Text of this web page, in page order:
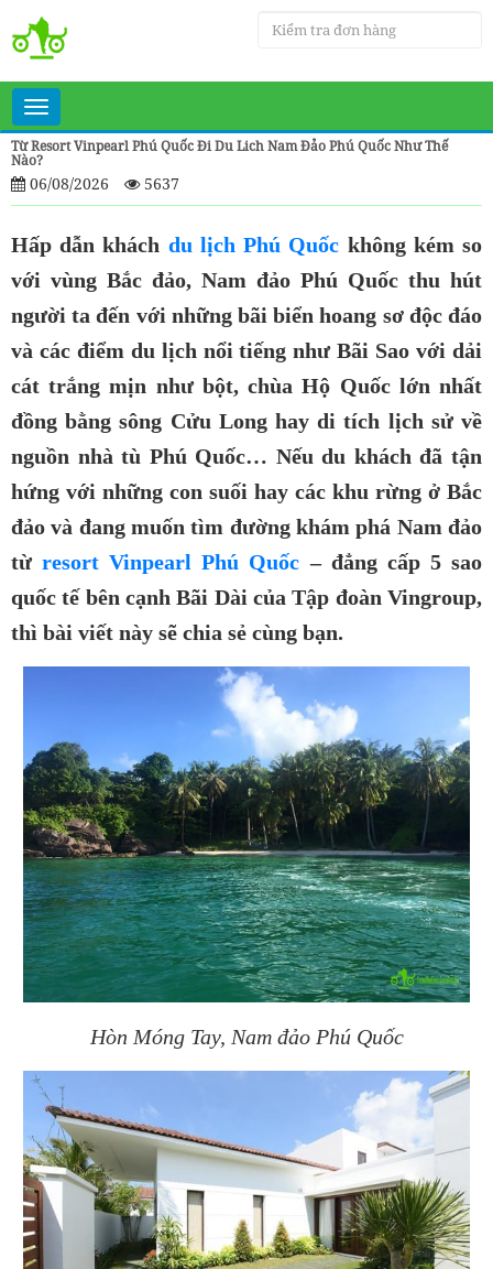
Toggle
navigation
Từ Resort Vinpearl Phú Quốc Đi Du Lich Nam Đảo Phú Quốc Như Thế
Nào?
06/08/2026 5637
Hấp dẫn khách du lịch Phú Quốc không kém so
với vùng Bắc đảo, Nam đảo Phú Quốc thu hút
người ta đến với những bãi biển hoang sơ độc đáo
và các điểm du lịch nổi tiếng như Bãi Sao với dải
cát trắng mịn như bột, chùa Hộ Quốc lớn nhất
đồng bằng sông Cửu Long hay di tích lịch sử về
nguồn nhà tù Phú Quốc… Nếu du khách đã tận
hứng với những con suối hay các khu rừng ở Bắc
đảo và đang muốn tìm đường khám phá Nam đảo
từresort Vinpearl Phú Quốc – đẳng cấp 5 sao
quốc tế bên cạnh Bãi Dài của Tập đoàn Vingroup,
thì bài viết này sẽ chia sẻ cùng bạn.
Hòn Móng Tay, Nam đảo Phú Quốc